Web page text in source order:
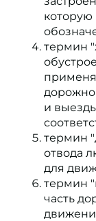
которую
термин
и
термин
отвода
для
термин
часть